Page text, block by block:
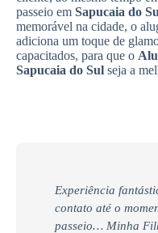
passeio em Sapucaia do
memorável na cidade, o
adiciona um toque de
capacitados, para que o
Sapucaia do Sul seja a
Experiência
contato até o
passeio… Minha